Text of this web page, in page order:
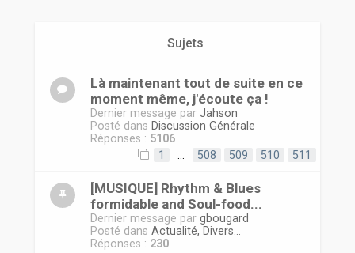
Sujets
Là maintenant tout de suite en ce
moment même, j'écoute ça !
Dernier message par Jahson
Posté dans Discussion Générale
Réponses : 5106
1
508 509 510 511
[MUSIQUE] Rhythm & Blues
formidable and Soul-food...
Dernier message par gbougard
Posté dans Actualité, Divers...
Réponses : 230